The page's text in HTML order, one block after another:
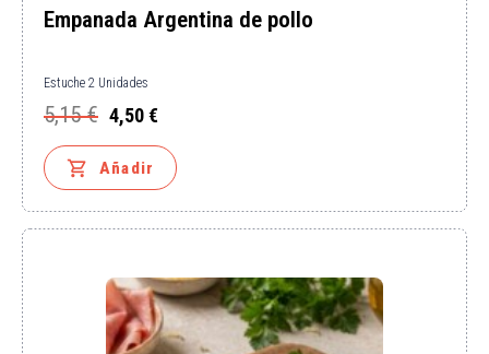
Empanada Argentina de pollo
Estuche 2 Unidades
Precio
base
5,15 €
Precio 4,50 €
 Añadir